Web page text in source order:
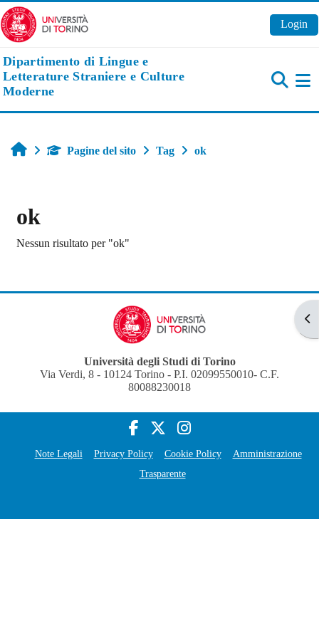
Vai al contenuto principale
Login
Dipartimento di Lingue e
Letterature Straniere e Culture
Moderne
HomePagine del sito Tag ok
ok
Nessun risultato per "ok"
Università degli Studi di Torino
Via Verdi, 8 - 10124 Torino - P.I. 02099550010- C.F.
80088230018
Note Legali Privacy Policy Cookie Policy
Amministrazione
Trasparente